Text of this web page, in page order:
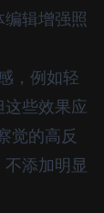
辑增强照
，例如轻
些效果应
觉的高反
添加明显